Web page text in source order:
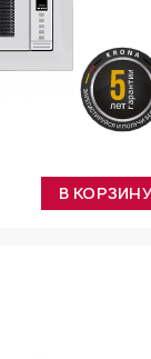
В КОРЗИНУ